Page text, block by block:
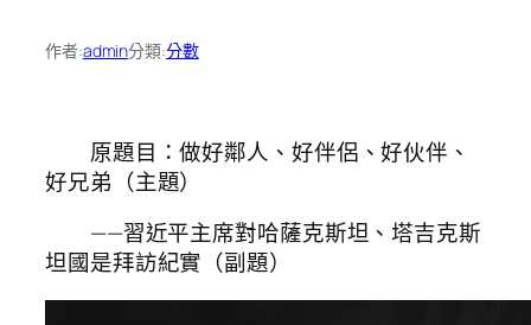
作者:admin分類:分數
原題目：做好鄰人、好伴侶、好伙伴、
好兄弟（主題）
——習近平主席對哈薩克斯坦、塔吉克斯
坦國是拜訪紀實（副題）